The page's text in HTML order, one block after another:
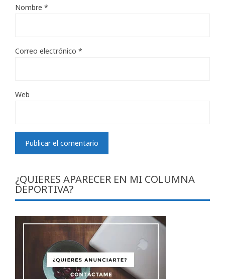
Nombre *
Correo electrónico *
Web
¿QUIERES APARECER EN MI COLUMNA
DEPORTIVA?